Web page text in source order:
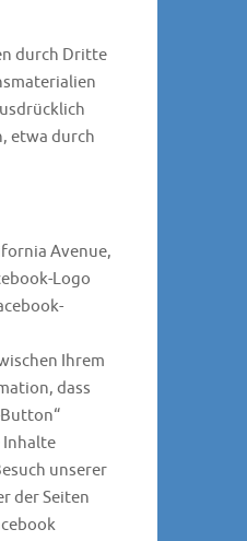
durch Dritte
etwa durch
Avenue,
Logo
Ihrem
dass
Inhalte
unserer
der Seiten